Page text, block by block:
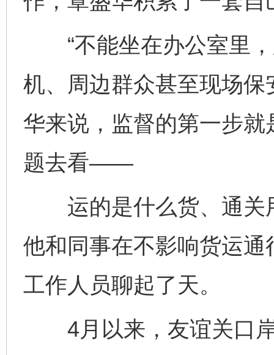
“不能坐在办公室里，
机、周边群众甚至现场保
华来说，监督的第一步
题去看——
运的是什么货、通关
他和同事在不影响货运
工作人员聊起了天。
4月以来，友谊关口岸